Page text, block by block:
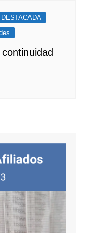
DESTACADA